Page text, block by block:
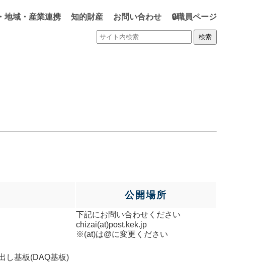
地域・産業連携 知的財産 お問い合わせ 🔒職員ページ
公開場所
下記にお問い合わせください
chizai(at)post.kek.jp
※(at)は@に変更ください
し基板(DAQ基板)